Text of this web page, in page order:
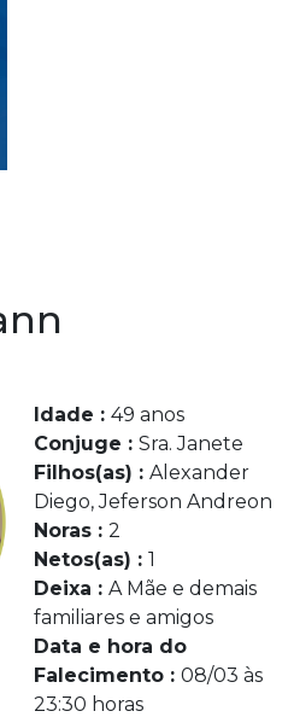
Idade : 49 anos
Conjuge : Sra. Janete
Filhos(as) : Alexander
Diego, Jeferson Andreon
Noras : 2
Netos(as) : 1
Deixa : A Mãe e demais
familiares e amigos
Data e hora do
Falecimento : 08/03 às
23:30 horas